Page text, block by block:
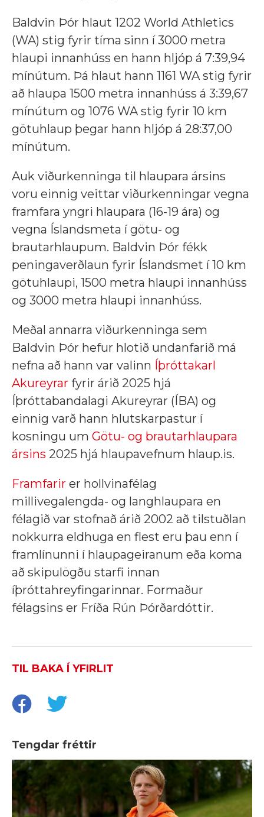
Baldvin Þór hlaut 1202 World Athletics
(WA) stig fyrir tíma sinn í 3000 metra
hlaupi innanhúss en hann hljóp á 7:39,94
mínútum. Þá hlaut hann 1161 WA stig fyrir
að hlaupa 1500 metra innanhúss á 3:39,67
mínútum og 1076 WA stig fyrir 10 km
götuhlaup þegar hann hljóp á 28:37,00
mínútum.
Auk viðurkenninga til hlaupara ársins
voru einnig veittar viðurkenningar vegna
framfara yngri hlaupara (16-19 ára) og
vegna Íslandsmeta í götu- og
brautarhlaupum. Baldvin Þór fékk
peningaverðlaun fyrir Íslandsmet í 10 km
götuhlaupi, 1500 metra hlaupi innanhúss
og 3000 metra hlaupi innanhúss.
Meðal annarra viðurkenninga sem
Baldvin Þór hefur hlotið undanfarið má
nefna að hann var valinn Íþróttakarl
Akureyrar fyrir árið 2025 hjá
Íþróttabandalagi Akureyrar (ÍBA) og
einnig varð hann hlutskarpastur í
kosningu um Götu- og brautarhlaupara
ársins 2025 hjá hlaupavefnum hlaup.is.
Framfarir er hollvinafélag
millivegalengda- og langhlaupara en
félagið var stofnað árið 2002 að tilstuðlan
nokkurra eldhuga en flest eru þau enn í
framlínunni í hlaupageiranum eða koma
að skipulögðu starfi innan
íþróttahreyfingarinnar. Formaður
félagsins er Fríða Rún Þórðardóttir.
TIL BAKA Í YFIRLIT
Tengdar fréttir